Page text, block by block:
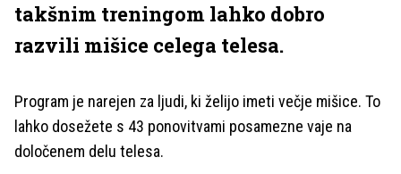
takšnim treningom lahko dobro
razvili mišice celega telesa.
Program je narejen za ljudi, ki želijo imeti večje mišice. To
lahko dosežete s 43 ponovitvami posamezne vaje na
določenem delu telesa.